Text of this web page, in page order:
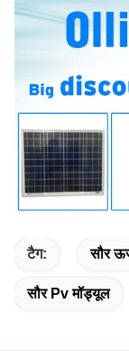
टैग: सौर
सौर Pv मॉड्यूल